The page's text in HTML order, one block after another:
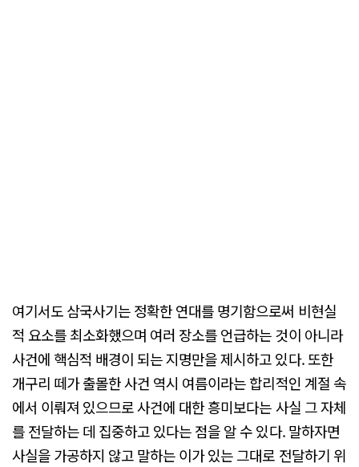
여기서도 삼국사기는 정확한 연대를 명기함으로써 비현실
적 요소를 최소화했으며 여러 장소를 언급하는 것이 아니라
사건에 핵심적 배경이 되는 지명만을 제시하고 있다. 또한
개구리 떼가 출몰한 사건 역시 여름이라는 합리적인 계절 속
에서 이뤄져 있으므로 사건에 대한 흥미보다는 사실 그 자체
를 전달하는 데 집중하고 있다는 점을 알 수 있다. 말하자면
사실을 가공하지 않고 말하는 이가 있는 그대로 전달하기 위